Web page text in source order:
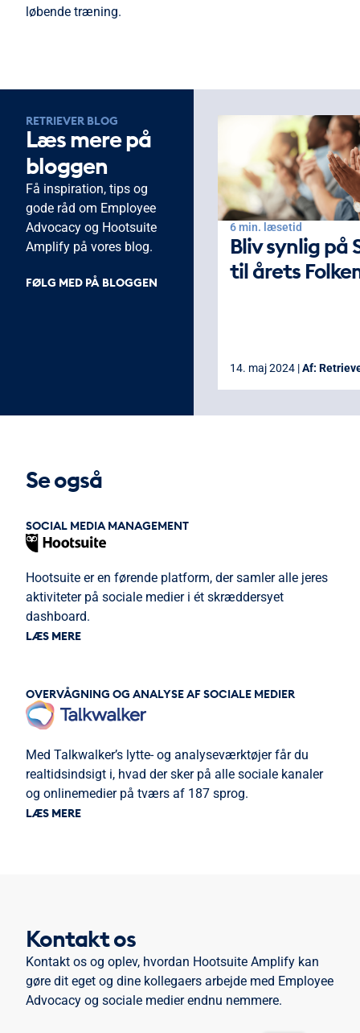
løbende træning.
RETRIEVER BLOG
Læs mere på
bloggen
Få inspiration, tips og
gode råd om Employee
Advocacy og Hootsuite
Amplify på vores blog.
FØLG MED PÅ BLOGGEN
6 min. læsetid
Bliv synlig på
til årets
14. maj 2024 |Af:
Se også
SOCIAL MEDIA MANAGEMENT
Hootsuite er en førende platform, der samler alle jeres
aktiviteter på sociale medier i ét skræddersyet
dashboard.
LÆS MERE
OVERVÅGNING OG ANALYSE AF SOCIALE MEDIER
Med Talkwalker’s lytte- og analyseværktøjer får du
realtidsindsigt i, hvad der sker på alle sociale kanaler
og onlinemedier på tværs af 187 sprog.
LÆS MERE
Kontakt os
Kontakt os og oplev, hvordan Hootsuite Amplify kan
gøre dit eget og dine kollegaers arbejde med Employee
Advocacy og sociale medier endnu nemmere.